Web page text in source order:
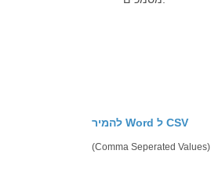
להמיר Word ל CSV
(Comma Seperated Values)